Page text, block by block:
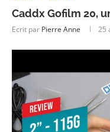
Caddx Gofilm 20,
Ecrit par Pierre Anne 25